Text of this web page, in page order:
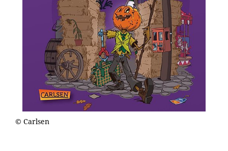
© Carlsen